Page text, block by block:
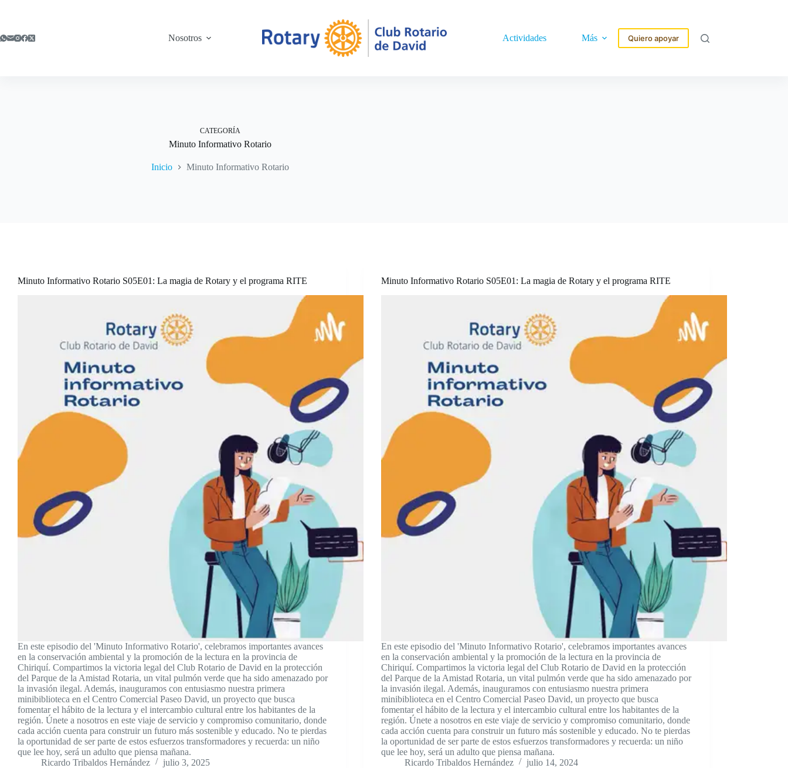
Nosotros
Actividades Más Quiero apoyar
CATEGORÍA
Minuto Informativo Rotario
Inicio Minuto Informativo Rotario
Minuto Informativo Rotario S05E01: La magia de Rotary y el programa RITE
En este episodio del 'Minuto Informativo Rotario', celebramos importantes avances
en la conservación ambiental y la promoción de la lectura en la provincia de
Chiriquí. Compartimos la victoria legal del Club Rotario de David en la protección
del Parque de la Amistad Rotaria, un vital pulmón verde que ha sido amenazado por
la invasión ilegal. Además, inauguramos con entusiasmo nuestra primera
minibiblioteca en el Centro Comercial Paseo David, un proyecto que busca
fomentar el hábito de la lectura y el intercambio cultural entre los habitantes de la
región. Únete a nosotros en este viaje de servicio y compromiso comunitario, donde
cada acción cuenta para construir un futuro más sostenible y educado. No te pierdas
la oportunidad de ser parte de estos esfuerzos transformadores y recuerda: un niño
que lee hoy, será un adulto que piensa mañana.
Ricardo Tribaldos Hernández
julio 3, 2025
Minuto Informativo Rotario S05E01: La magia de Rotary y el programa RITE
En este episodio del 'Minuto Informativo Rotario', celebramos importantes avances
en la conservación ambiental y la promoción de la lectura en la provincia de
Chiriquí. Compartimos la victoria legal del Club Rotario de David en la protección
del Parque de la Amistad Rotaria, un vital pulmón verde que ha sido amenazado por
la invasión ilegal. Además, inauguramos con entusiasmo nuestra primera
minibiblioteca en el Centro Comercial Paseo David, un proyecto que busca
fomentar el hábito de la lectura y el intercambio cultural entre los habitantes de la
región. Únete a nosotros en este viaje de servicio y compromiso comunitario, donde
cada acción cuenta para construir un futuro más sostenible y educado. No te pierdas
la oportunidad de ser parte de estos esfuerzos transformadores y recuerda: un niño
que lee hoy, será un adulto que piensa mañana.
Ricardo Tribaldos Hernández
julio 14, 2024